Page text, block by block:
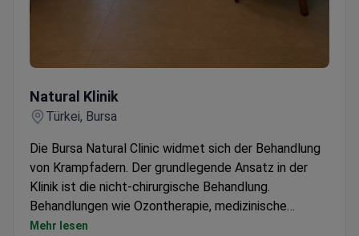
Natural Klinik
Türkei, Bursa
Die Bursa Natural Clinic widmet sich der Behandlung
von Krampfadern. Der grundlegende Ansatz in der
Klinik ist die nicht-chirurgische Behandlung.
Behandlungen wie Ozontherapie, medizinische
Hautästhetik, Stammzellen und Hauterneuerung sind
Mehr lesen